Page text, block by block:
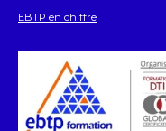
EBTP en chiffre